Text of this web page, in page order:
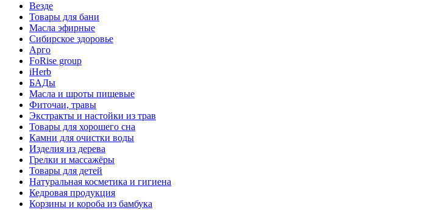
Везде
Товары для бани
Масла эфирные
Сибирское здоровье
Арго
FoRise group
iHerb
БАДы
Масла и шроты пищевые
Фиточаи, травы
Экстракты и настойки из трав
Товары для хорошего сна
Камни для очистки воды
Изделия из дерева
Грелки и массажёры
Товары для детей
Натуральная косметика и гигиена
Кедровая продукция
Корзины и короба из бамбука